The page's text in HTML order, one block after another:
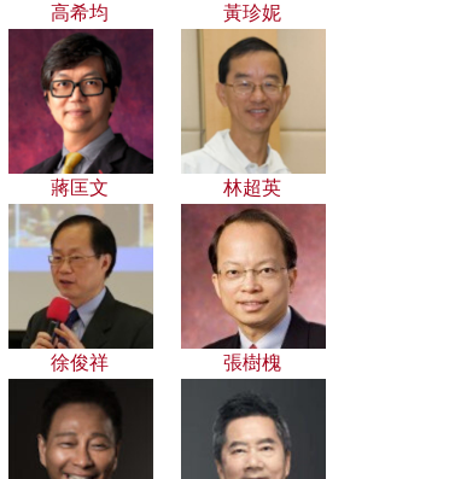
高希均 黃珍妮
蔣匡文 林超英
徐俊祥 張樹槐